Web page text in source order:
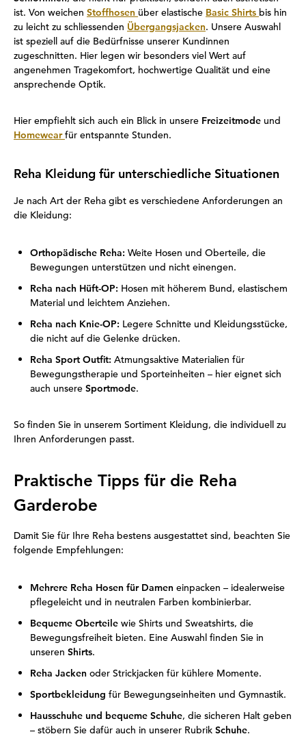
ist. Von weichen Stoffhosen über elastische Basic Shirts bis hin
zu leicht zu schliessenden Übergangsjacken. Unsere Auswahl
ist speziell auf die Bedürfnisse unserer Kundinnen
zugeschnitten. Hier legen wir besonders viel Wert auf
angenehmen Tragekomfort, hochwertige Qualität und eine
ansprechende Optik.
Hier empfiehlt sich auch ein Blick in unsere Freizeitmode und
Homewear für entspannte Stunden.
Reha Kleidung für unterschiedliche Situationen
Je nach Art der Reha gibt es verschiedene Anforderungen an
die Kleidung:
Orthopädische Reha: Weite Hosen und Oberteile, die
Bewegungen unterstützen und nicht einengen.
Reha nach Hüft-OP: Hosen mit höherem Bund, elastischem
Material und leichtem Anziehen.
Reha nach Knie-OP: Legere Schnitte und Kleidungsstücke,
die nicht auf die Gelenke drücken.
Reha Sport Outfit: Atmungsaktive Materialien für
Bewegungstherapie und Sporteinheiten – hier eignet sich
auch unsere Sportmode.
So finden Sie in unserem Sortiment Kleidung, die individuell zu
Ihren Anforderungen passt.
Praktische Tipps für die Reha
Garderobe
Damit Sie für Ihre Reha bestens ausgestattet sind, beachten Sie
folgende Empfehlungen:
Mehrere Reha Hosen für Damen einpacken – idealerweise
pflegeleicht und in neutralen Farben kombinierbar.
Bequeme Oberteile wie Shirts und Sweatshirts, die
Bewegungsfreiheit bieten. Eine Auswahl finden Sie in
unseren Shirts.
Reha Jacken oder Strickjacken für kühlere Momente.
Sportbekleidung für Bewegungseinheiten und Gymnastik.
Hausschuhe und bequeme Schuhe, die sicheren Halt geben
– stöbern Sie dafür auch in unserer Rubrik Schuhe.